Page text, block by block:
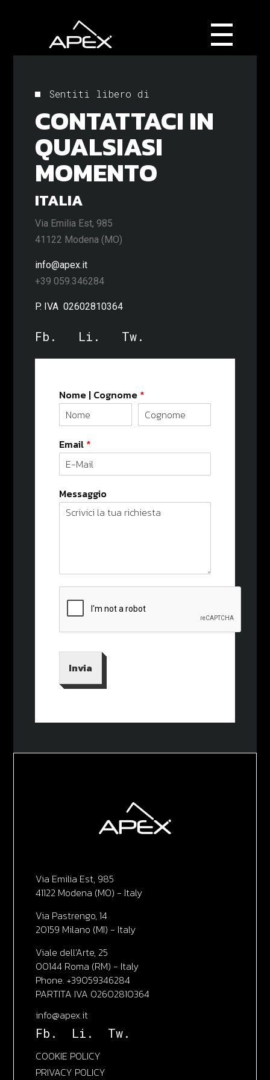
Sentiti libero di
CONTATTACI IN
QUALSIASI
MOMENTO
ITALIA
Via Emilia Est, 985
41122 Modena (MO)
info@apex.it
+39 059.346284
P. IVA 02602810364
Fb. Li. Tw.
Nome | Cognome *
Email *
Messaggio
Invia
Via Emilia Est, 985
41122 Modena (MO) - Italy
Via Pastrengo, 14
20159 Milano (MI) - Italy
Viale dell'Arte, 25
00144 Roma (RM) - Italy
Phone. +39059346284
PARTITA IVA 02602810364
info@apex.it
Fb. Li. Tw.
COOKIE POLICY
PRIVACY POLICY